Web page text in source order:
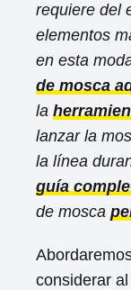
requiere del
elementos
en esta
de mosca
la
lanzar la
la línea
guía
de mosca
considerar